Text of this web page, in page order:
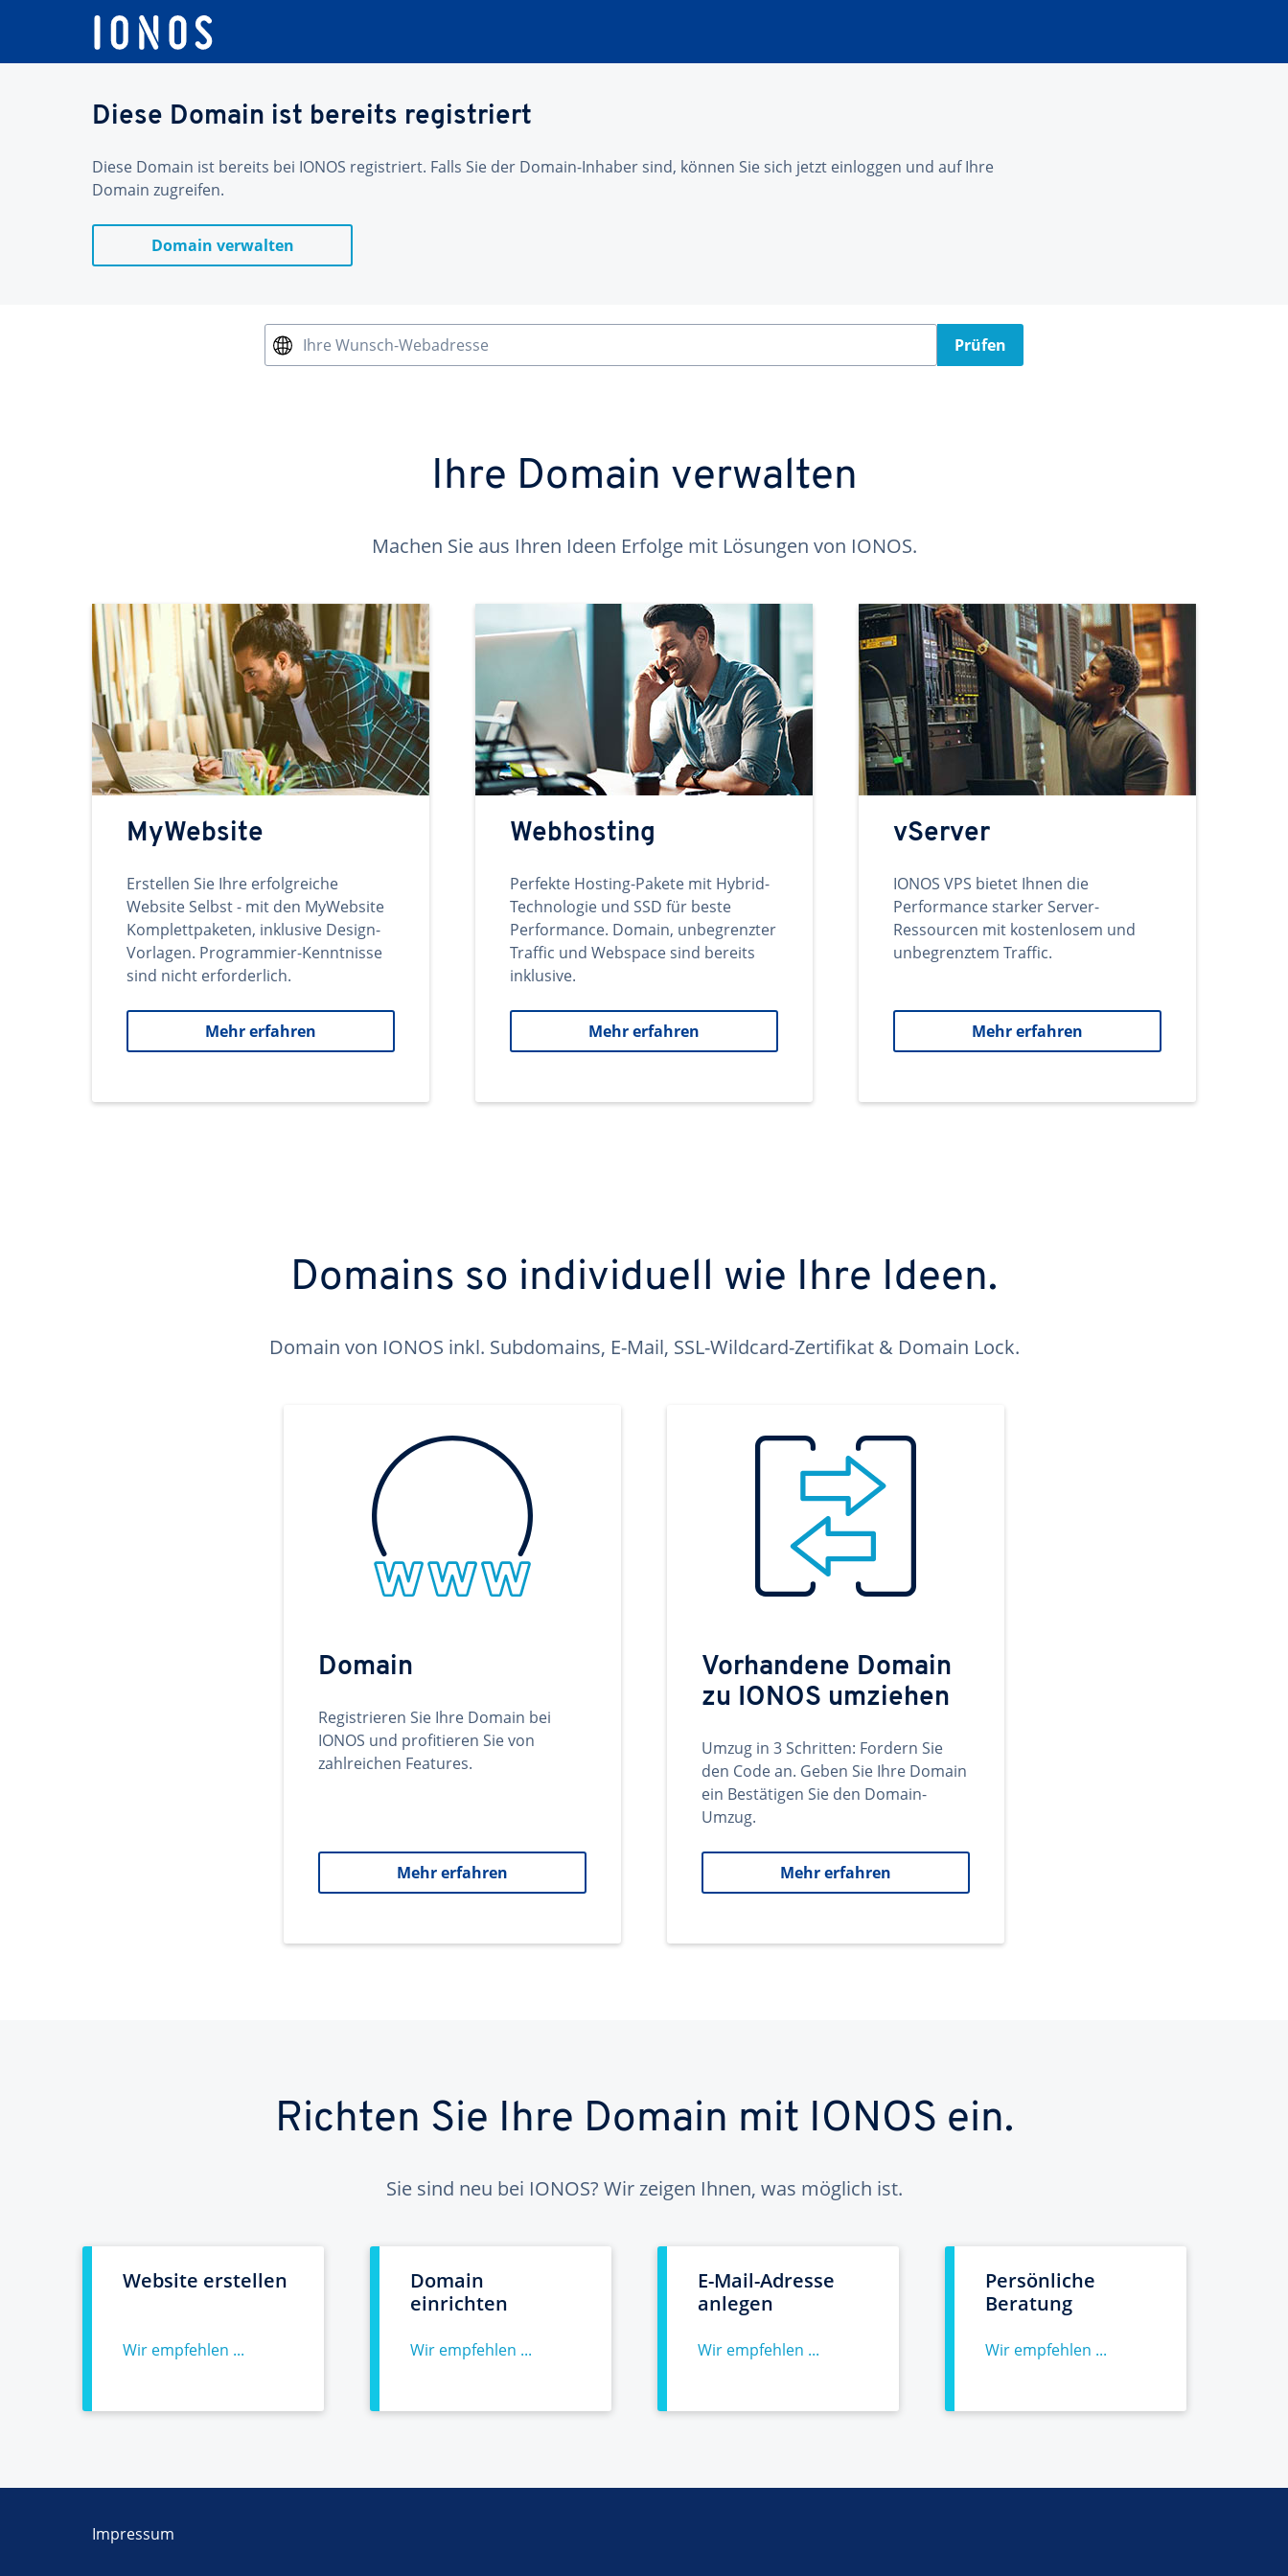
Diese Domain ist bereits registriert
Diese Domain ist bereits bei IONOS registriert. Falls Sie der Domain-Inhaber sind, können Sie sich jetzt einloggen und auf Ihre
Domain zugreifen.
Domain verwalten
Ihre Wunsch-Webadresse Prüfen
Ihre Domain verwalten
Machen Sie aus Ihren Ideen Erfolge mit Lösungen von IONOS.
MyWebsite
Erstellen Sie Ihre erfolgreiche
Website Selbst - mit den MyWebsite
Komplettpaketen, inklusive Design-
Vorlagen. Programmier-Kenntnisse
sind nicht erforderlich.
Mehr erfahren
Webhosting
Perfekte Hosting-Pakete mit Hybrid-
Technologie und SSD für beste
Performance. Domain, unbegrenzter
Traffic und Webspace sind bereits
inklusive.
Mehr erfahren
vServer
IONOS VPS bietet Ihnen die
Performance starker Server-
Ressourcen mit kostenlosem und
unbegrenztem Traffic.
Mehr erfahren
Domains so individuell wie Ihre Ideen.
Domain von IONOS inkl. Subdomains, E-Mail, SSL-Wildcard-Zertifikat & Domain Lock.
Domain
Registrieren Sie Ihre Domain bei
IONOS und profitieren Sie von
zahlreichen Features.
Mehr erfahren
Vorhandene Domain
zu IONOS umziehen
Umzug in 3 Schritten: Fordern Sie
den Code an. Geben Sie Ihre Domain
ein Bestätigen Sie den Domain-
Umzug.
Mehr erfahren
Richten Sie Ihre Domain mit IONOS ein.
Sie sind neu bei IONOS? Wir zeigen Ihnen, was möglich ist.
Website erstellen
Wir empfehlen ...
Domain
einrichten
Wir empfehlen ...
E-Mail-Adresse
anlegen
Wir empfehlen ...
Persönliche
Beratung
Wir empfehlen ...
Impressum